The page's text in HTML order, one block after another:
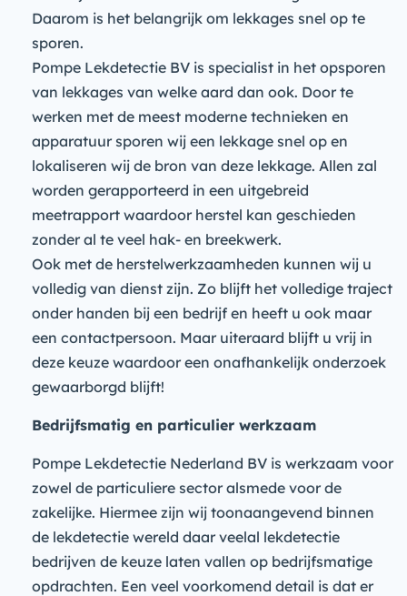
Daarom is het belangrijk om lekkages snel op te
sporen.
Pompe Lekdetectie BV is specialist in het opsporen
van lekkages van welke aard dan ook. Door te
werken met de meest moderne technieken en
apparatuur sporen wij een lekkage snel op en
lokaliseren wij de bron van deze lekkage. Allen zal
worden gerapporteerd in een uitgebreid
meetrapport waardoor herstel kan geschieden
zonder al te veel hak- en breekwerk.
Ook met de herstelwerkzaamheden kunnen wij u
volledig van dienst zijn. Zo blijft het volledige traject
onder handen bij een bedrijf en heeft u ook maar
een contactpersoon. Maar uiteraard blijft u vrij in
deze keuze waardoor een onafhankelijk onderzoek
gewaarborgd blijft!
Bedrijfsmatig en particulier werkzaam
Pompe Lekdetectie Nederland BV is werkzaam voor
zowel de particuliere sector alsmede voor de
zakelijke. Hiermee zijn wij toonaangevend binnen
de lekdetectie wereld daar veelal lekdetectie
bedrijven de keuze laten vallen op bedrijfsmatige
opdrachten. Een veel voorkomend detail is dat er